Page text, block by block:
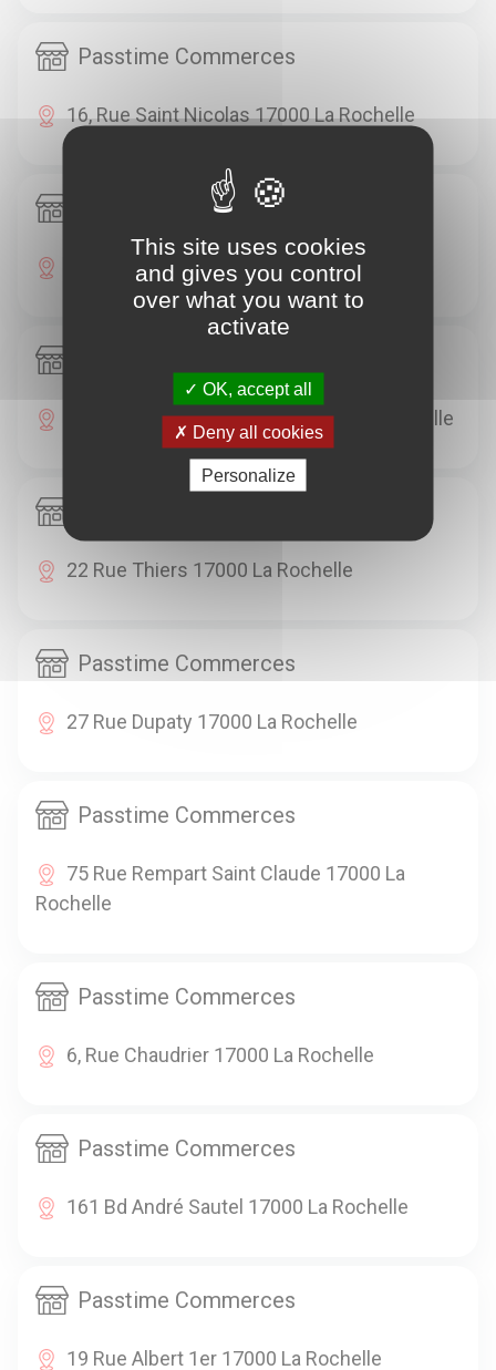
Passtime Commerces
16, Rue Saint Nicolas 17000 La Rochelle
Passtime Commerces
30, Rue Dupaty 17000 La Rochelle
Avenue De La Résistance 17000 La Rochelle
22 Rue Thiers 17000 La Rochelle
Passtime Commerces
27 Rue Dupaty 17000 La Rochelle
Passtime Commerces
75 Rue Rempart Saint Claude 17000 La
Rochelle
Passtime Commerces
6, Rue Chaudrier 17000 La Rochelle
Passtime Commerces
161 Bd André Sautel 17000 La Rochelle
Passtime Commerces
19 Rue Albert 1er 17000 La Rochelle
This site uses cookies
and gives you control
over what you want to
activate
OK, accept all
Deny all cookies
Personalize